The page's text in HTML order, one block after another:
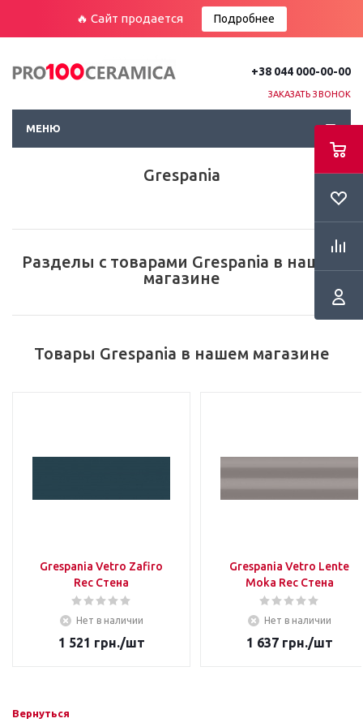
🔥 Сайт продается Подробнее
+38 044 000-00-00
ЗАКАЗАТЬ ЗВОНОК
МЕНЮ
Grespania
Разделы с товарами Grespania в нашем
магазине
Товары Grespania в нашем магазине
Grespania Vetro Zafiro
Rec Стена
Нет в наличии
1 521 грн./шт
Grespania Vetro Lente
Moka Rec Стена
Нет в наличии
1 637грн./шт
Вернуться